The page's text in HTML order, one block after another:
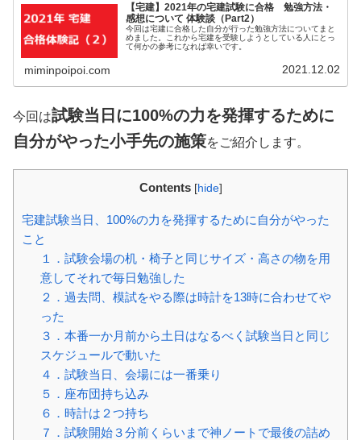
【宅建】2021年の宅建試験に合格 勉強方法・
感想について 体験談（Part2）
今回は宅建に合格した自分が行った勉強方法についてまと
めました。これから宅建を受験しようとしている人にとっ
て何かの参考になれば幸いです。
miminpoipoi.com 2021.12.02
今回は試験当日に100%の力を発揮するために
自分がやった小手先の施策をご紹介します。
Contents [hide]
宅建試験当日、100%の力を発揮するために自分がやった
こと
１．試験会場の机・椅子と同じサイズ・高さの物を用
意してそれで毎日勉強した
２．過去問、模試をやる際は時計を13時に合わせてや
った
３．本番一か月前から土日はなるべく試験当日と同じ
スケジュールで動いた
４．試験当日、会場には一番乗り
５．座布団持ち込み
６．時計は２つ持ち
７．試験開始３分前くらいまで神ノートで最後の詰め